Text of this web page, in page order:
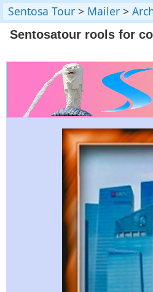
Sentosa Tour > Mailer >
Sentosatour rools for